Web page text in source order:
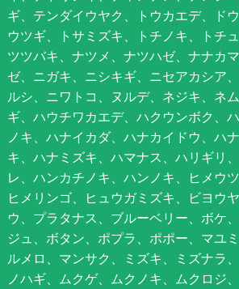
ギ、テンダイウヤク、トウカエデ、ド
ウツギ、トサミズキ、トチノキ、トチ
ツツバキ、ナツメ、ナツハゼ、ナナカ
ゼ、ニガキ、ニシキギ、ニセアカシア
ルシ、ニワトコ、ヌルデ、ネジキ、ネ
ギ、ハウチワカエデ、ハクウンボク、
ノキ、ハナイカダ、ハナカイドウ、ハ
キ、ハナミズキ、ハマナス、ハリギリ
レ、ハンカチノキ、ハンノキ、ヒメウ
ヒメリンゴ、ヒュウガミズキ、ビヨウ
ウ、プラタナス、ブルーベリー、ボケ
ジュ、ボタン、ポプラ、ポポー、マユ
ルメロ、マンサク、ミズキ、ミズナラ
ノハギ、ムクゲ、ムクノキ、ムクロジ